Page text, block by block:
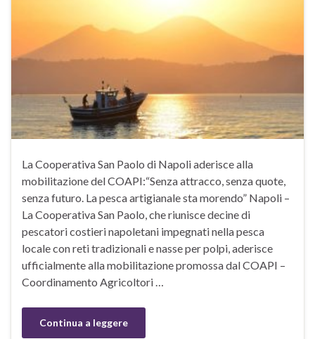
La Cooperativa San Paolo di Napoli aderisce alla
mobilitazione del COAPI:“Senza attracco, senza quote,
senza futuro. La pesca artigianale sta morendo” Napoli –
La Cooperativa San Paolo, che riunisce decine di
pescatori costieri napoletani impegnati nella pesca
locale con reti tradizionali e nasse per polpi, aderisce
ufficialmente alla mobilitazione promossa dal COAPI –
Coordinamento Agricoltori …
Continua a leggere